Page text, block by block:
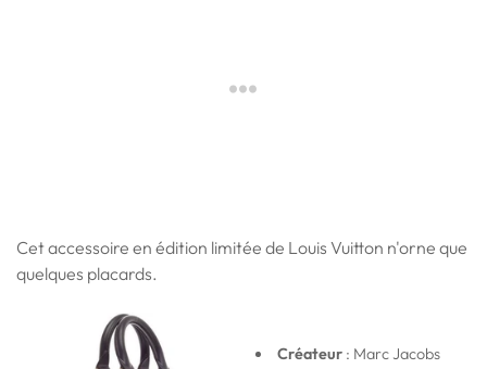
Cet accessoire en édition limitée de Louis Vuitton n'orne que
quelques placards.
Créateur : Marc Jacobs